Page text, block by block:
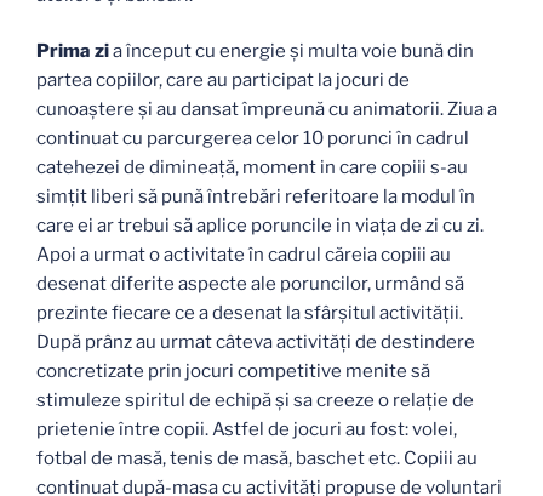
Prima zia început cu energie și multa voie bună din
partea copiilor, care au participat la jocuri de
cunoaștere și au dansat împreună cu animatorii. Ziua a
continuat cu parcurgerea celor 10 porunci în cadrul
catehezei de dimineață, moment in care copiii s-au
simțit liberi să pună întrebări referitoare la modul în
care ei ar trebui să aplice poruncile in viața de zi cu zi.
Apoi a urmat o activitate în cadrul căreia copiii au
desenat diferite aspecte ale poruncilor, urmând să
prezinte fiecare ce a desenat la sfârșitul activității.
După prânz au urmat câteva activități de destindere
concretizate prin jocuri competitive menite să
stimuleze spiritul de echipă și sa creeze o relație de
prietenie între copii. Astfel de jocuri au fost: volei,
fotbal de masă, tenis de masă, baschet etc. Copiii au
continuat după-masa cu activități propuse de voluntari